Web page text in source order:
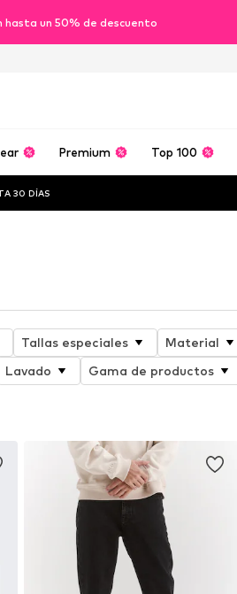
hasta un 50% de descuento
Premium Top 100
30 DÍAS
Tallas especiales Material
Lavado
Gama de productos